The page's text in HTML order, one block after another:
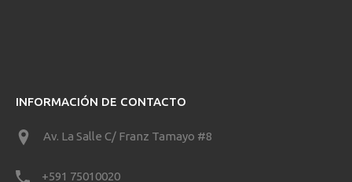
INFORMACIÓN DE CONTACTO
Av. La Salle C/ Franz Tamayo #8
+591 75010020